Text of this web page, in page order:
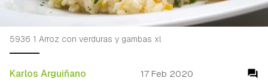
Karlos Arguiñano 17 Feb 2020
5936 1 Arroz con verduras y gambas xl